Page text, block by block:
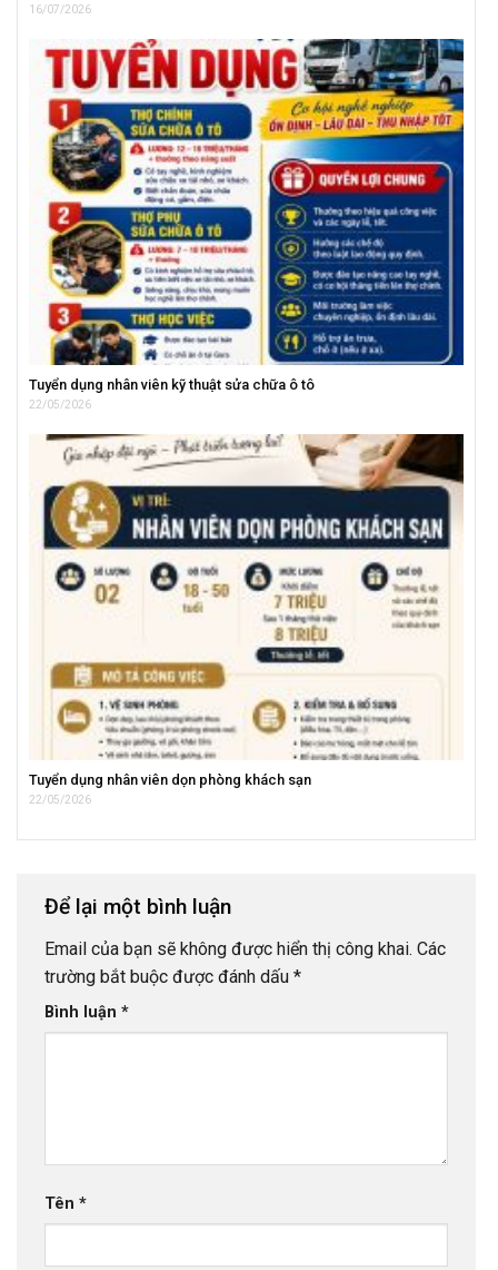
16/07/2026
Tuyển dụng nhân viên kỹ thuật sửa chữa ô tô
22/05/2026
Tuyển dụng nhân viên dọn phòng khách sạn
22/05/2026
Để lại một bình luận
Email của bạn sẽ không được hiển thị công khai. Các
trường bắt buộc được đánh dấu *
Bình luận *
Tên *